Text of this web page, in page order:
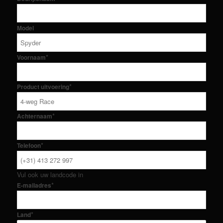
Model
Voornaam*
Product uitvoering*
Achternaam*
Telefoon*
Vul ook uw landcode in
E-mailadres*
Land*